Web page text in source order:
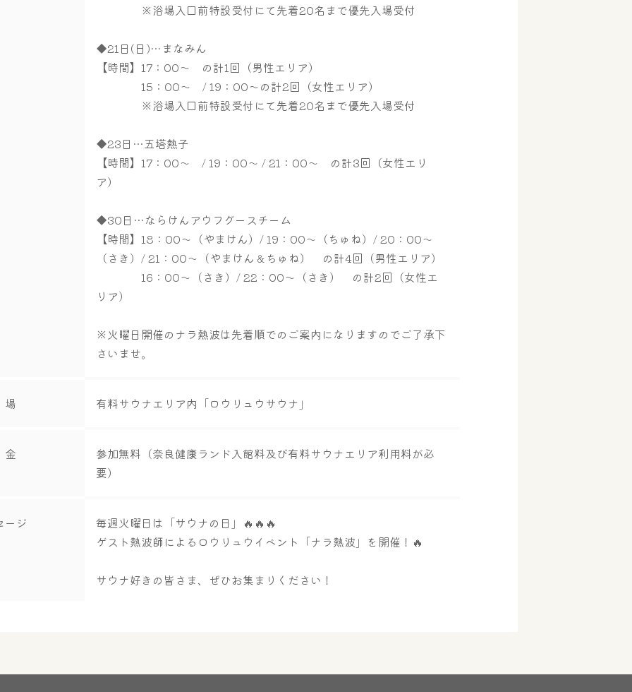
※浴場入口前特設受付にて先着20名まで優先入場受付
◆21日(日)…まなみん
【時間】17：00～ の計1回（男性エリア）
15：00～ / 19：00～の計2回（女性エリア）
※浴場入口前特設受付にて先着20名まで優先入場受付
◆23日…五塔熱子
【時間】17：00～ / 19：00～ / 21：00～ の計3回（女性エリ
ア）
◆30日…ならけんアウフグースチーム
【時間】18：00～（やまけん）/ 19：00～（ちゅね）/ 20：00～
（さき）/ 21：00～（やまけん＆ちゅね） の計4回（男性エリア）
16：00～（さき）/ 22：00～（さき） の計2回（女性エ
リア）
※火曜日開催のナラ熱波は先着順でのご案内になりますのでご了承下
さいませ。
有料サウナエリア内「ロウリュウサウナ」
参加無料（奈良健康ランド入館料及び有料サウナエリア利用料が必
要）
ージ
毎週火曜日は「サウナの日」🔥🔥🔥
ゲスト熱波師によるロウリュウイベント「ナラ熱波」を開催！🔥
サウナ好きの皆さま、ぜひお集まりください！